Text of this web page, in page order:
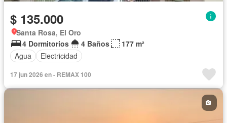
$ 135.000
Santa Rosa, El Oro
4 Dormitorios
4 Baños
177 m²
Agua
Electricidad
17 jun 2026 en - REMAX 100